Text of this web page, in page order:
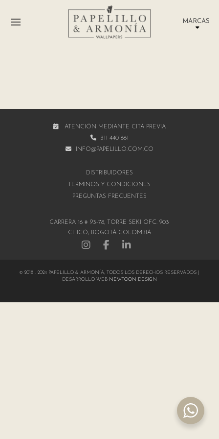
MARCAS
ATENCIÓN MEDIANTE CITA PREVIA
311 4401661
INFO@PAPELILLO.COM.CO
DISTRIBUIDORES
TÉRMINOS Y CONDICIONES
PREGUNTAS FRECUENTES
CARRERA 16 # 93-78, TORRE SEKI OFC. 903
CHICÓ, BOGOTÁ-COLOMBIA
© 2018 - 2024 PAPELILLO & ARMONÍA, TODOS LOS DERECHOS RESERVADOS |
DESARROLLO WEB NEWTOON DESIGN